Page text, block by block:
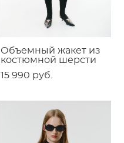
Объемный жакет из
костюмной шерсти
15 990 pуб.